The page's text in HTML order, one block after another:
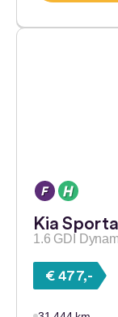
Kia
1.6 GDI
€ 477,-